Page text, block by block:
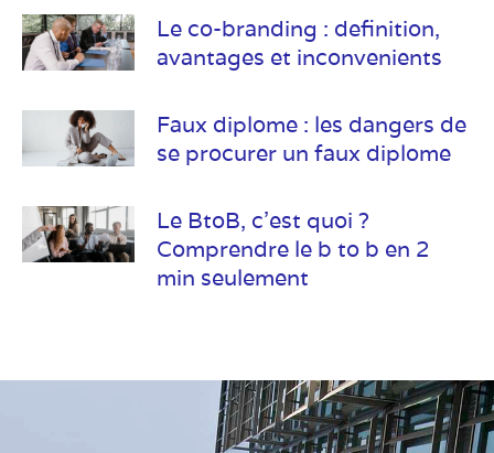
Le co-branding : definition,
avantages et inconvenients
Faux diplome : les dangers de
se procurer un faux diplome
Le BtoB, c’est quoi ?
Comprendre le b to b en 2
min seulement